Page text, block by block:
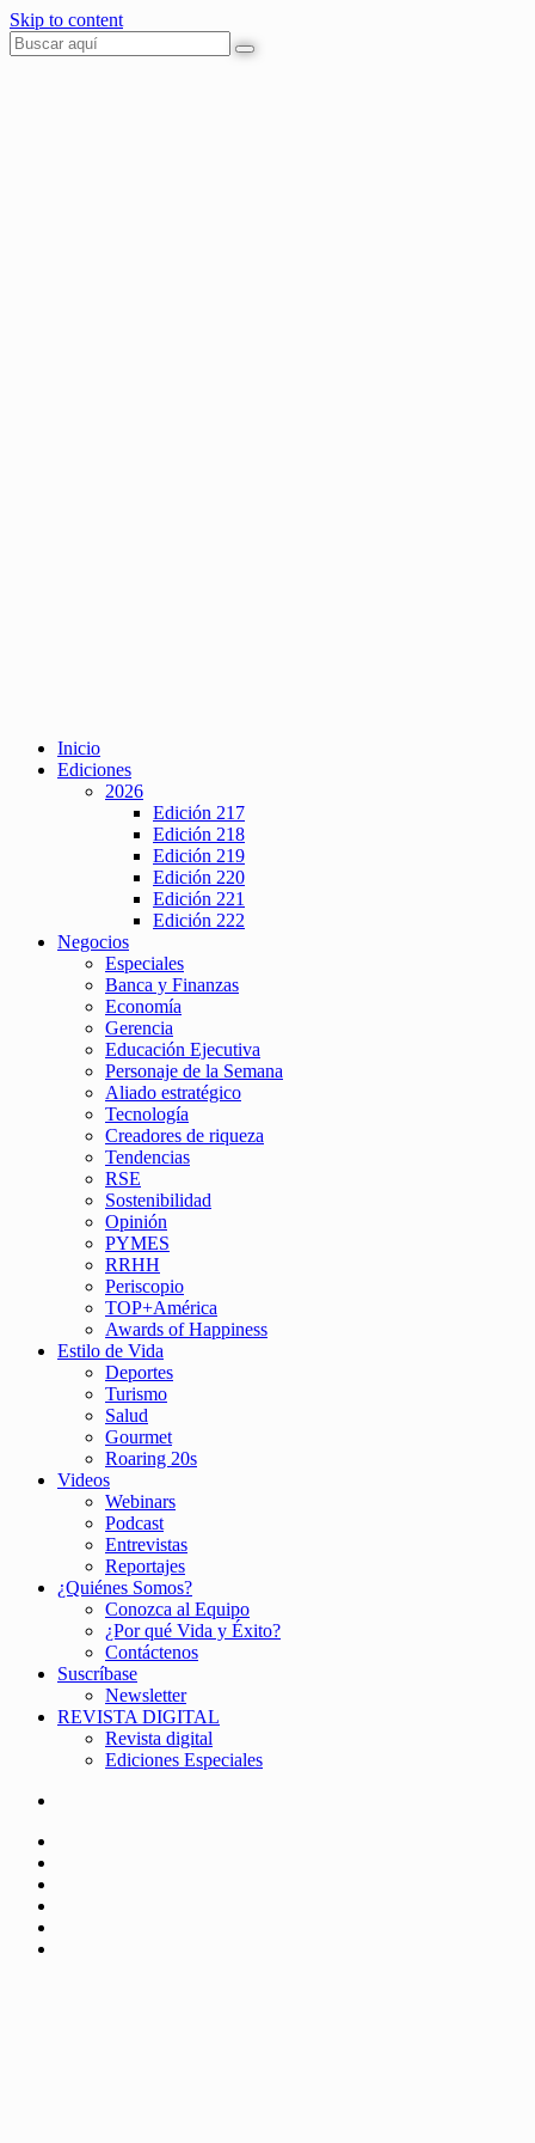
Skip to content
Inicio
Ediciones
2026
Edición 217
Edición 218
Edición 219
Edición 220
Edición 221
Edición 222
Negocios
Especiales
Banca y Finanzas
Economía
Gerencia
Educación Ejecutiva
Personaje de la Semana
Aliado estratégico
Tecnología
Creadores de riqueza
Tendencias
RSE
Sostenibilidad
Opinión
PYMES
RRHH
Periscopio
TOP+América
Awards of Happiness
Estilo de Vida
Deportes
Turismo
Salud
Gourmet
Roaring 20s
Videos
Webinars
Podcast
Entrevistas
Reportajes
¿Quiénes Somos?
Conozca al Equipo
¿Por qué Vida y Éxito?
Contáctenos
Suscríbase
Newsletter
REVISTA DIGITAL
Revista digital
Ediciones Especiales